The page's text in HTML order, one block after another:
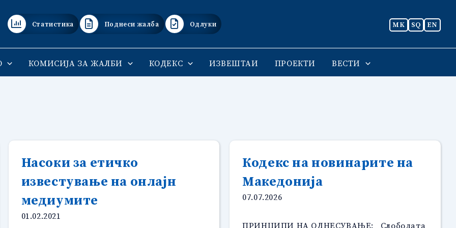
Статистика Поднеси жалба Одлуки MK SQ EN
КОМИСИЈА ЗА ЖАЛБИ КОДЕКС ИЗВЕШТАИ ПРОЕКТИ ВЕСТИ
Насоки за етичко
известување на онлајн
медиумите
01.02.2021
Кодекс на новинарите на
Mакедонија
07.07.2026
ПРИНЦИПИ НА ОДНЕСУВАЊЕ: Слободата